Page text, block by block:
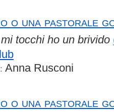
o una pastorale
tocchi ho un brivido
Anna Rusconi
o una pastorale